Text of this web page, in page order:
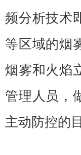
频分析技术
等区域的烟
烟雾和火焰
管理人员，
主动防控的